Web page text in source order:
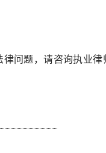
问题，请咨询执业律